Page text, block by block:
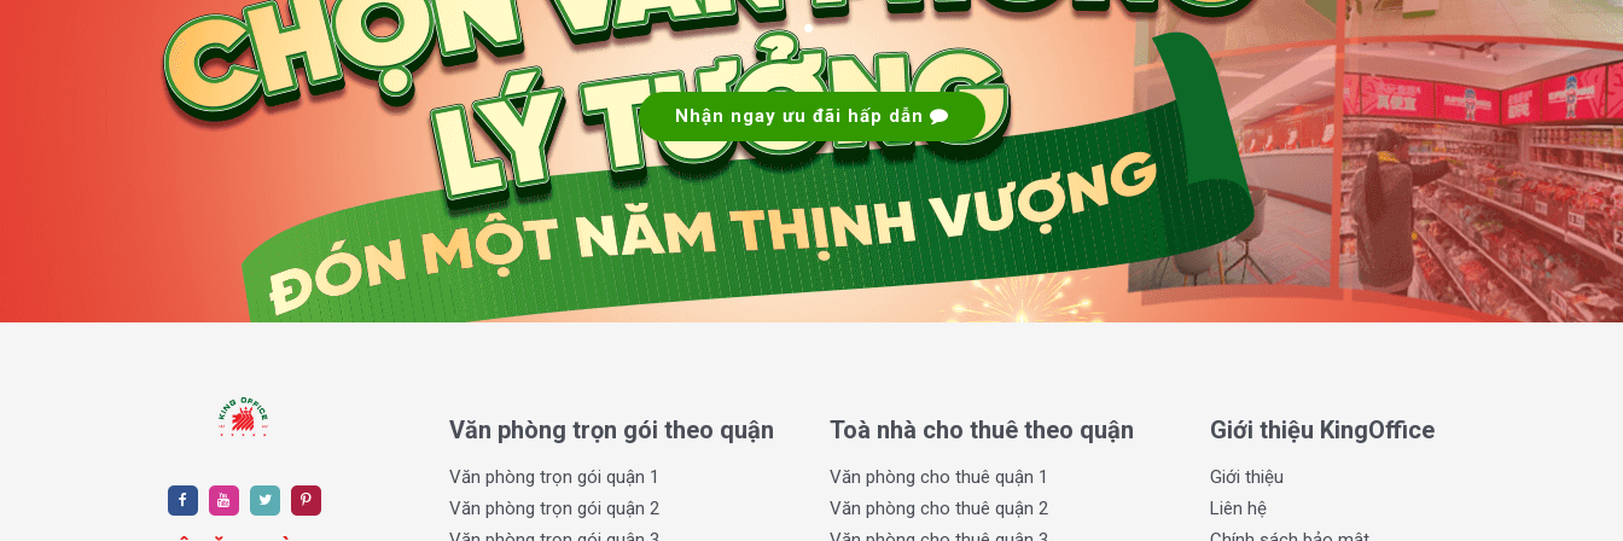
Với quy mô lớn và đa chức năng, tòa nhà The Nexus Tower không chỉ là nơi làm việc mà còn là biểu
tượng mới của TP.HCM, thu hút các doanh nghiệp lớn và tập đoàn quốc tế.
2. Thiết kế tòa nhà The Nexus Tower
Thiết kế hiện đại, sang trọng, tận dụng tối đa vị trí ven sông để mang lại không gian thoáng mát
Mặt ngoài được xây dựng bằng kính phản quang cao cấp, tăng khả năng lấy sáng tự nhiên và
tiết kiệm năng lượng.
Bên trong văn phòng vuông vức, hành lang rộng, trần cao, dễ dàng bố trí nội thất và sắp xếp
Tích hợp nhiều khu tiện ích cao cấp như trung tâm thương mại, nhà hàng, khu giải trí, hồ bơi, spa,
cách và đẳng cấp của doanh nghiệp thuê văn phòng.
Nhận ngay ưu đãi hấp dẫn
Văn phòng trọn gói theo quận
Văn phòng trọn gói quận 1
Văn phòng trọn gói quận 2
Toà nhà cho thuê theo quận
Văn phòng cho thuê quận 1
Văn phòng cho thuê quận 2
Giới thiệu KingOffice
Giới thiệu
Liên hệ